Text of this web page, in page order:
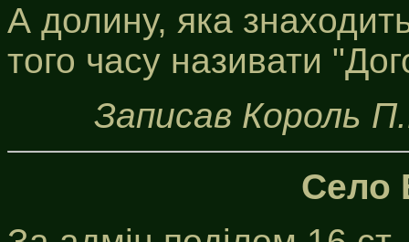
А долину, яка
того часу називати
Записав Король
Село